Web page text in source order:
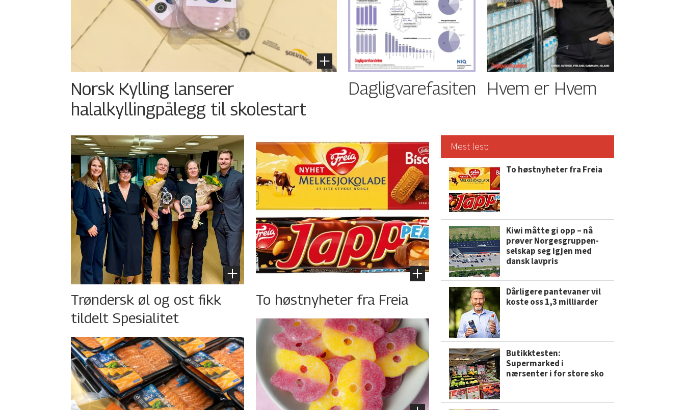
Norsk Kylling lanserer
halalkyllingpålegg til skolestart
Dagligvarefasiten Hvem er Hvem
Trøndersk øl og ost fikk
tildelt Spesialitet
To høstnyheter fra Freia
Mest lest:
To høstnyheter fra Freia
Kiwi måtte gi opp – nå
prøver Norgesgruppen-
selskap seg igjen med
dansk lavpris
Dårligere pantevaner vil
koste oss 1,3 milliarder
Butikktesten:
Supermarked i
nærsenter i for store sko